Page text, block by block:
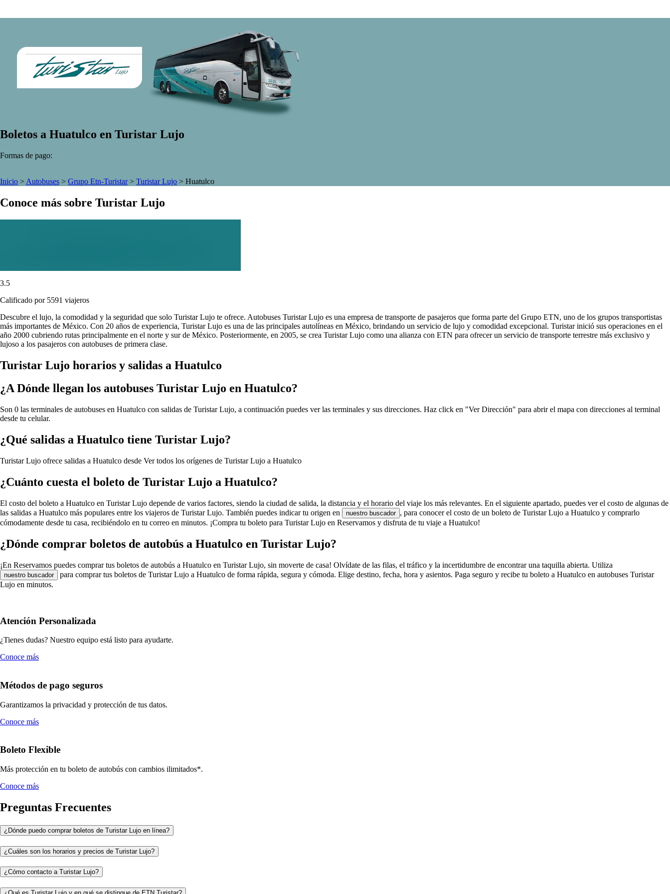
Boletos a Huatulco en Turistar Lujo
Formas de pago:
Inicio > Autobuses > Grupo Etn-Turistar> Turistar Lujo > Huatulco
Conoce más sobre Turistar Lujo
3.5
Calificado por 5591 viajeros
Descubre el lujo, la comodidad y la seguridad que solo Turistar Lujo te ofrece. Autobuses Turistar Lujo es una empresa de transporte de pasajeros que forma parte del Grupo ETN, uno de los grupos transportistas
más importantes de México. Con 20 años de experiencia, Turistar Lujo es una de las principales autolíneas en México, brindando un servicio de lujo y comodidad excepcional. Turistar inició sus operaciones en el
año 2000 cubriendo rutas principalmente en el norte y sur de México. Posteriormente, en 2005, se crea Turistar Lujo como una alianza con ETN para ofrecer un servicio de transporte terrestre más exclusivo y
lujoso a los pasajeros con autobuses de primera clase.
Turistar Lujo horarios y salidas a Huatulco
¿A Dónde llegan los autobuses Turistar Lujo en Huatulco?
Son 0 las terminales de autobuses en Huatulco con salidas de Turistar Lujo, a continuación puedes ver las terminales y sus direcciones. Haz click en "Ver Dirección" para abrir el mapa con direcciones al terminal
desde tu celular.
¿Qué salidas a Huatulco tiene Turistar Lujo?
Turistar Lujo ofrece salidas a Huatulco desde Ver todos los orígenes de Turistar Lujo a Huatulco
¿Cuánto cuesta el boleto de Turistar Lujo a Huatulco?
El costo del boleto a Huatulco en Turistar Lujo depende de varios factores, siendo la ciudad de salida, la distancia y el horario del viaje los más relevantes. En el siguiente apartado, puedes ver el costo de algunas de
las salidas a Huatulco más populares entre los viajeros de Turistar Lujo. También puedes indicar tu origen en
nuestro buscador , para conocer el costo de un boleto de Turistar Lujo a Huatulco y comprarlo
cómodamente desde tu casa, recibiéndolo en tu correo en minutos. ¡Compra tu boleto para Turistar Lujo en Reservamos y disfruta de tu viaje a Huatulco!
¿Dónde comprar boletos de autobús a Huatulco en Turistar Lujo?
¡En Reservamos puedes comprar tus boletos de autobús a Huatulco en Turistar Lujo, sin moverte de casa! Olvídate de las filas, el tráfico y la incertidumbre de encontrar una taquilla abierta. Utiliza
nuestro buscador
para comprar tus boletos de Turistar Lujo a Huatulco de forma rápida, segura y cómoda. Elige destino, fecha, hora y asientos. Paga seguro y recibe tu boleto a Huatulco en autobuses Turistar
Lujo en minutos.
Atención Personalizada
¿Tienes dudas? Nuestro equipo está listo para ayudarte.
Conoce más
Métodos de pago seguros
Garantizamos la privacidad y protección de tus datos.
Conoce más
Boleto Flexible
Más protección en tu boleto de autobús con cambios ilimitados*.
Conoce más
Preguntas Frecuentes
¿Dónde puedo comprar boletos de Turistar Lujo en línea?
¿Cuáles son los horarios y precios de Turistar Lujo?
¿Cómo contacto a Turistar Lujo?